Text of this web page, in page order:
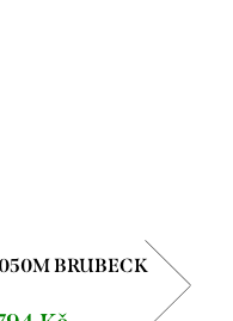
BRUBECK